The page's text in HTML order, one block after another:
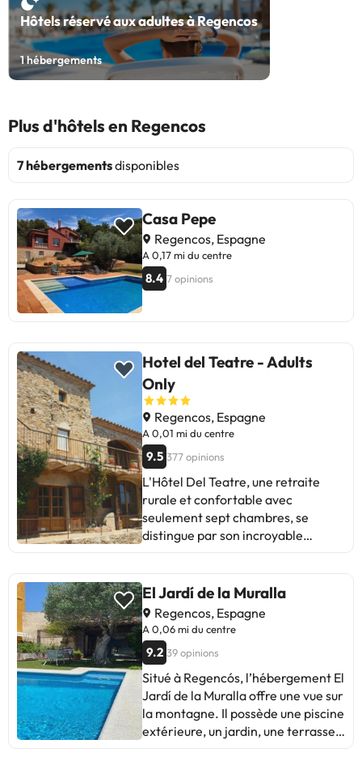
Hôtels réservé aux adultes à Regencos
1hébergements
Plus d'hôtels en Regencos
7 hébergementsdisponibles
Casa Pepe
Regencos, Espagne
A 0,17 mi du centre
8.4 7 opinions
Hotel del Teatre - Adults
Only
Regencos, Espagne
A 0,01 mi du centre
9.5 377 opinions
L'Hôtel Del Teatre, une retraite
rurale et confortable avec
seulement sept chambres, se
distingue par son incroyable
apprécient l'emplacement idyllique
près de la côte, la piscine et les
magnifiques chambres. Le petit
déjeuner est spectaculaire et la
décoration est soignée. Certains
suggèrent d’améliorer la rapidité
du service du Petit-Déjeuner.
Malgré les cloches de l'église qui
sonnent toutes les 15 minutes la
El Jardí de la Muralla
Regencos, Espagne
A 0,06 mi du centre
9.2 39 opinions
Situé à Regencós, l’hébergement El
Jardí de la Muralla offre une vue sur
la montagne. Il possède une piscine
extérieure, un jardin, une terrasse